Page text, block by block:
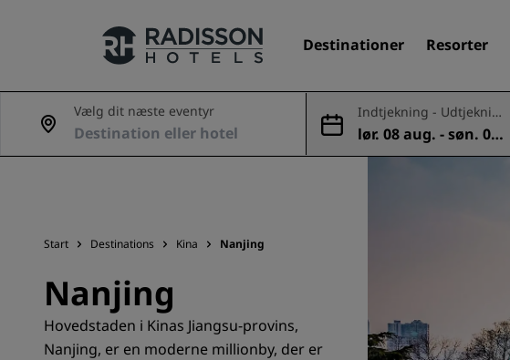
Destinationer Resorter
Vores brands
Vælg dit næste eventyr
Indtjekning - Udtjeknin
g
lør. 08 aug. - søn. 09
aug.
Start Destinations Kina Nanjing
Nanjing
Hovedstaden i Kinas Jiangsu-provins,
Nanjing, er en moderne millionby, der er